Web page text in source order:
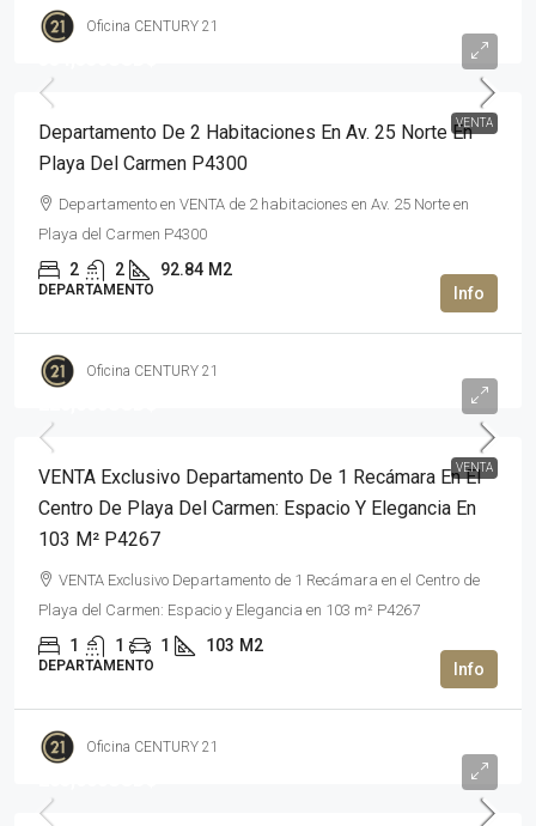
Oficina CENTURY 21
VENTA
Departamento De 2 Habitaciones En Av. 25 Norte En
Playa Del Carmen P4300
Departamento en VENTA de 2 habitaciones en Av. 25 Norte en
Playa del Carmen P4300
2 2 92.84 M2
DEPARTAMENTO
Oficina CENTURY 21
VENTA
VENTA Exclusivo Departamento De 1 Recámara En El
Centro De Playa Del Carmen: Espacio Y Elegancia En
103 M² P4267
VENTA Exclusivo Departamento de 1 Recámara en el Centro de
Playa del Carmen: Espacio y Elegancia en 103 m² P4267
1 1 1 103 M2
DEPARTAMENTO
Oficina CENTURY 21